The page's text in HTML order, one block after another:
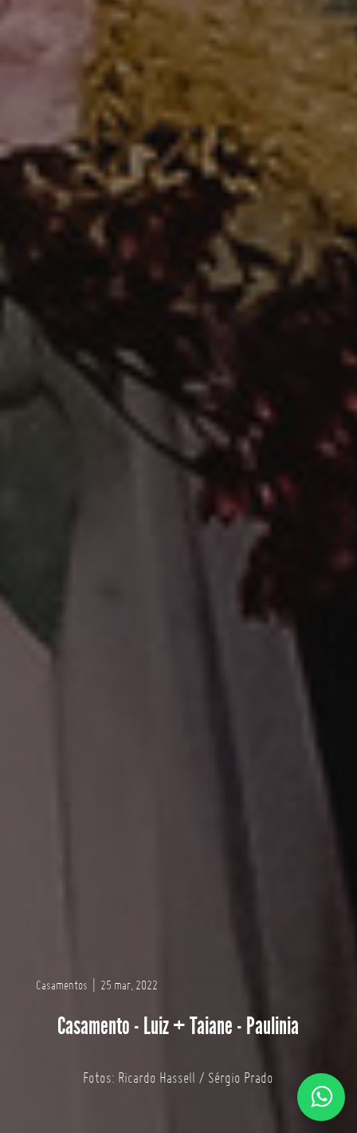
Casamentos 25 mar, 2022
Casamento - Luiz + Taiane - Paulinia
Fotos: Ricardo Hassell / Sérgio Prado